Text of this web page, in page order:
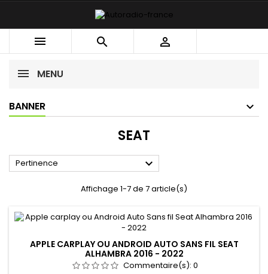
  
MENU
BANNER
SEAT
Pertinence 
Affichage 1-7 de 7 article(s)
APPLE CARPLAY OU ANDROID AUTO SANS FIL SEAT
ALHAMBRA 2016 - 2022
Commentaire(s): 0